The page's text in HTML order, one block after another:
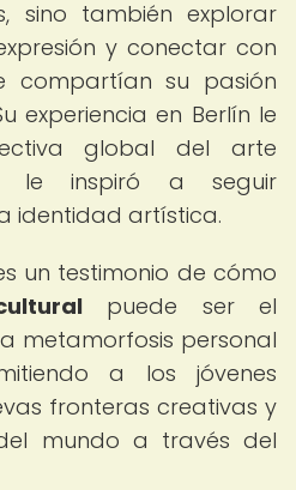
sino también explorar
y conectar con
compartían su pasión
experiencia en Berlín le
global del arte
le inspiró a seguir
identidad artística.
un testimonio de cómo
puede ser el
metamorfosis personal
a los jóvenes
fronteras creativas y
mundo a través del